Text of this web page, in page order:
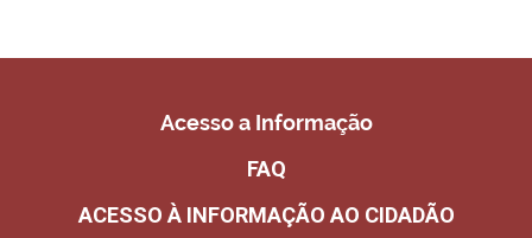
Acesso a Informação
FAQ
ACESSO À INFORMAÇÃO AO CIDADÃO